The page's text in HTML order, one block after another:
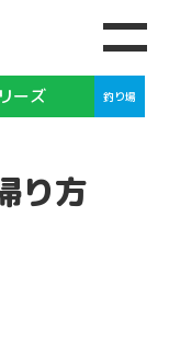
ーズ 釣り場
り方